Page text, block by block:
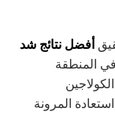
أفضل نتائج شد
المنطقة
المرونة